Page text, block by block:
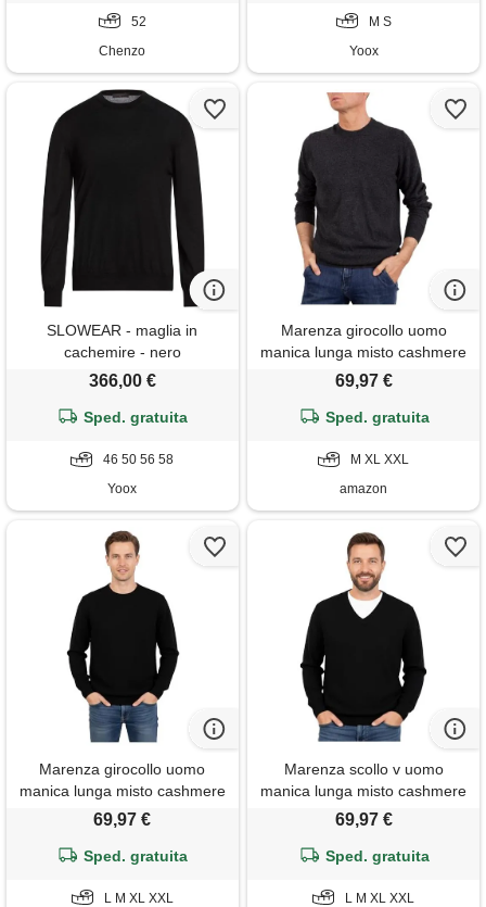
52
Chenzo
M S
Yoox
SLOWEAR - maglia in
cachemire - nero
366,00 €
Sped. gratuita
46 50 56 58
Yoox
Marenza girocollo uomo
manica lunga misto cashmere
seta made in italy (xl,
69,97 €
Sped. gratuita
M XL XXL
amazon
Marenza girocollo uomo
manica lunga misto cashmere
seta made in italy (xl, nero)
69,97 €
Sped. gratuita
L M XL XXL
Marenza scollo v uomo
manica lunga misto cashmere
seta made in italy (xl, nero)
69,97 €
Sped. gratuita
L M XL XXL